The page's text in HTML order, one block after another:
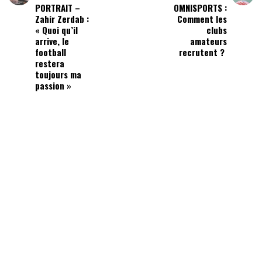
PORTRAIT –
Zahir Zerdab :
« Quoi qu’il
arrive, le
football
restera
toujours ma
passion »
OMNISPORTS :
Comment les
clubs
amateurs
recrutent ?